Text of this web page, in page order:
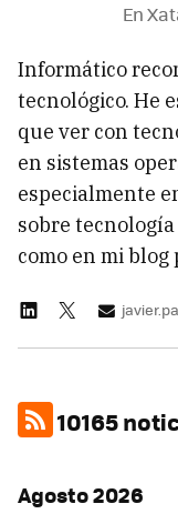
En
Informático
tecnológico. He
que ver con
en sistemas
especialmente
sobre
como en mi
10165
Agosto 2026